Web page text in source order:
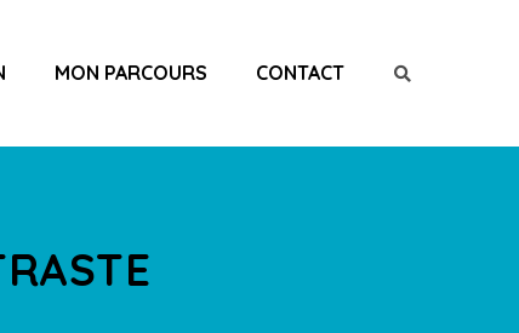
MON PARCOURS CONTACT